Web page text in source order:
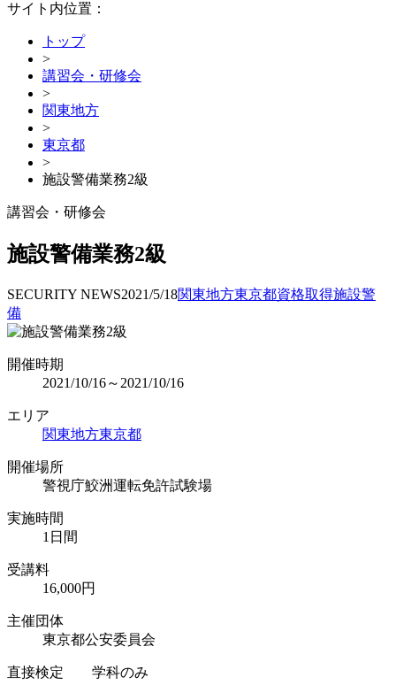
サイト内位置：
トップ
>
講習会・研修会
>
関東地方
>
東京都
>
施設警備業務2級
講習会・研修会
施設警備業務2級
SECURITY NEWS2021/5/18関東地方東京都資格取得施設警
備
開催時期
2021/10/16～2021/10/16
エリア
関東地方東京都
開催場所
警視庁鮫洲運転免許試験場
実施時間
1日間
受講料
16,000円
主催団体
東京都公安委員会
直接検定 学科のみ